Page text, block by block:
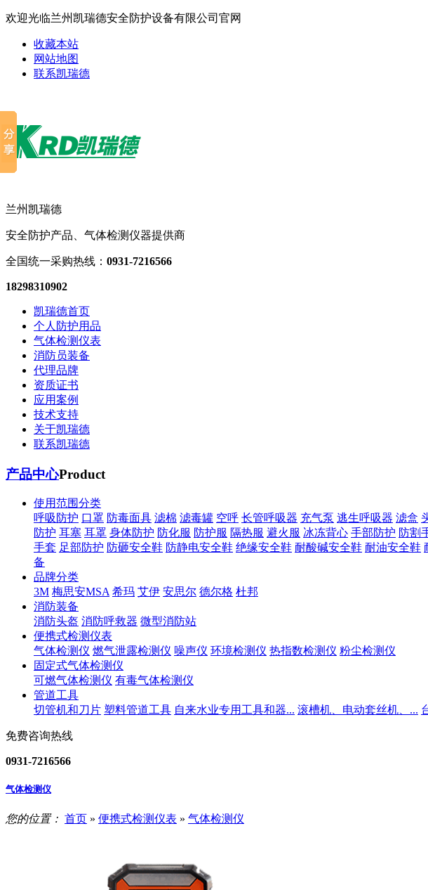
欢迎光临兰州凯瑞德安全防护设备有限公司官网
收藏本站
网站地图
联系凯瑞德
兰州凯瑞德
安全防护产品、气体检测仪器提供商
全国统一采购热线： 0931-7216566
18298310902
凯瑞德首页
个人防护用品
气体检测仪表
消防员装备
代理品牌
资质证书
应用案例
技术支持
关于凯瑞德
联系凯瑞德
产品中心Product
使用范围分类
呼吸防护 口罩 防毒面具 滤棉 滤毒罐 空呼 长管呼吸器 充气泵 逃生呼吸器 滤盒
防护 耳塞 耳罩 身体防护 防化服 防护服 隔热服 避火服 冰冻背心 手部防护 防割
手套 足部防护 防砸安全鞋 防静电安全鞋 绝缘安全鞋 耐酸碱安全鞋 耐油安全鞋
备
品牌分类
3M 梅思安MSA 希玛 艾伊 安思尔 德尔格 杜邦
消防装备
消防头盔 消防呼救器 微型消防站
便携式检测仪表
气体检测仪 燃气泄露检测仪 噪声仪 环境检测仪 热指数检测仪 粉尘检测仪
固定式气体检测仪
可燃气体检测仪 有毒气体检测仪
管道工具
切管机和刀片 塑料管道工具 自来水业专用工具和器... 滚槽机、电动套丝机、...
免费咨询热线
0931-7216566
气体检测仪
您的位置： 首页 » 便携式检测仪表 » 气体检测仪